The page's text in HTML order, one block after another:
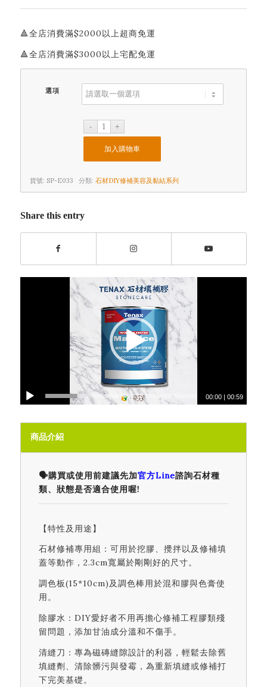
🔺全店消費滿$2000以上超商免運
🔺全店消費滿$3000以上宅配免運
選項
加入購物車
貨號: SP-E033 分類: 石材DIY修補美容及黏結系列
Share this entry
00:00 |00:59
商品介紹
🗣️購買或使用前建議先加官方Line諮詢石材種
類、狀態是否適合使用喔!
【特性及用途】
石材修補專用組：可用於挖膠、攪拌以及修補填
蓋等動作，2.3cm寬屬於剛剛好的尺寸。
調色板(15*10cm)及調色棒用於混和膠與色膏使
用。
除膠水：DIY愛好者不用再擔心修補工程膠類殘
留問題，添加甘油成分溫和不傷手。
清縫刀：專為磁磚縫隙設計的利器，輕鬆去除舊
填縫劑、清除髒污與發霉，為重新填縫或修補打
下完美基礎。